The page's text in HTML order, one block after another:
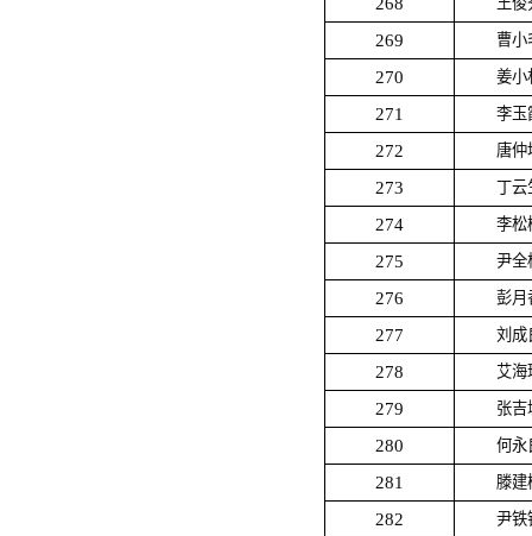
269 曹小
270 姜小
271 李玉
272 唐仲
273 丁云
274 李松
275 尹全
276 彭月
277 刘成
278 艾海
279 张吉
280 何永
281 滕建
282 尹铁